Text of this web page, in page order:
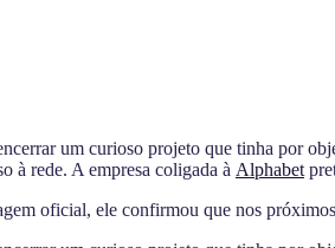
um curioso projeto que tinha por
à rede. A empresa coligada à Alphabet
oficial, ele confirmou que nos próximos